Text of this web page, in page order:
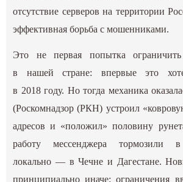
отсутствие серверов на территории
эффективная борьба с мошенниками.
Это не первая попытка
в нашей стране: впервые это
в 2018 году. Но тогда механика
(Роскомнадзор (РКН) устроил
адресов и «положил» половину
работу мессенджера тормозили
локально — в Чечне и Дагестане.
принципиально иначе: ограничения